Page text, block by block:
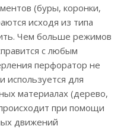
(буры, коронки,
исходя из типа
Чем больше режимов
с любым
перфоратор не
используется для
материалах (дерево,
при помощи
движений